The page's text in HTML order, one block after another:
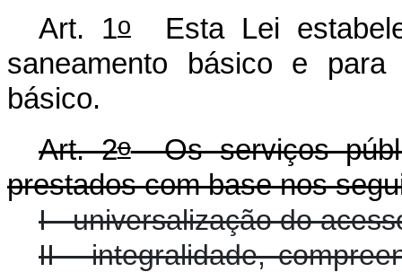
Art. 1oEsta Lei
saneamento básico e
básico.
Art. 2oOs serviços
prestados com base nos
I - universalização do
II - integralidade,